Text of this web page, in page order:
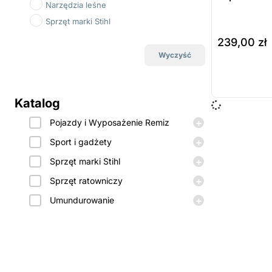
Narzędzia leśne
Sprzęt marki Stihl
Wyczyść
Katalog
Pojazdy i Wyposażenie Remiz +
Sport i gadżety +
Sprzęt marki Stihl +
Sprzęt ratowniczy +
Umundurowanie +
239,00 zł